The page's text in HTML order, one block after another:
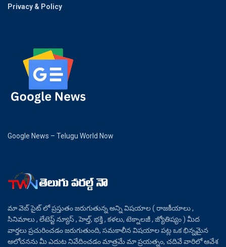
Privacy & Policy
Google News – Telugu World Now
మా వెబ్ సైట్ లో ప్రస్తుతం జరుగుతున్న అన్ని విషయాల ( రాజకీయాలు ,
సినిమాలు , లేటెస్ట్ న్యూస్ , హెల్త్, భక్తి , కళలు, టెక్నాలజీ , జ్యోతిష్యం ) మీద
వార్తలు ప్రచురించడం జరుగుతుంది, సమకాలీన విషయాల పట్ల ఒక భిన్నమైన
ఆలోచనను మీ ఎదుట నివేదించడం మాత్రమే మా ప్రయత్నం, చదివే వారిలో ఆవేశ